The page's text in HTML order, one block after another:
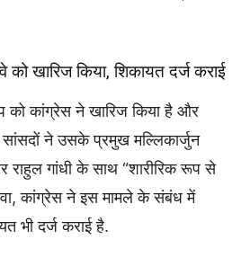
को खारिज किया, शिकायत दर्ज कराई
को कांग्रेस ने खारिज किया है और
सांसदों ने उसके प्रमुख मल्लिकार्जुन
गांधी के साथ “शारीरिक रूप से
कांग्रेस ने इस मामले के संबंध में
भी दर्ज कराई है.